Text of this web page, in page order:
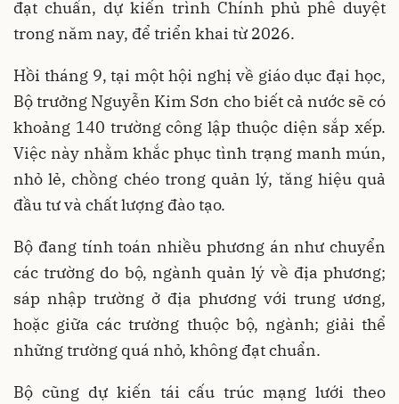
đạt chuẩn, dự kiến trình Chính phủ phê duyệt
trong năm nay, để triển khai từ 2026.
Hồi tháng 9, tại một hội nghị về giáo dục đại học,
Bộ trưởng Nguyễn Kim Sơn cho biết cả nước sẽ có
khoảng 140 trường công lập thuộc diện sắp xếp.
Việc này nhằm khắc phục tình trạng manh mún,
nhỏ lẻ, chồng chéo trong quản lý, tăng hiệu quả
đầu tư và chất lượng đào tạo.
Bộ đang tính toán nhiều phương án như chuyển
các trường do bộ, ngành quản lý về địa phương;
sáp nhập trường ở địa phương với trung ương,
hoặc giữa các trường thuộc bộ, ngành; giải thể
những trường quá nhỏ, không đạt chuẩn.
Bộ cũng dự kiến tái cấu trúc mạng lưới theo